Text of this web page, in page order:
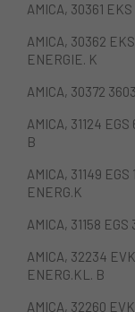
AMICA, 30361
AMICA, 30362
ENERGIE. K
AMICA, 30372
AMICA, 31124
B
AMICA, 31149
ENERG.K
AMICA, 31158
AMICA, 32234
ENERG.KL. B
AMICA, 32260